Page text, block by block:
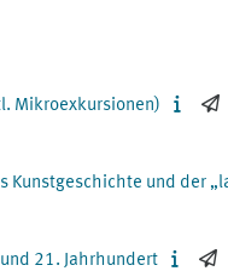
Mikroexkursionen)
und der
21. Jahrhundert